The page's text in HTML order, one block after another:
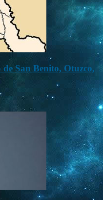
San Benito, Otuzco,